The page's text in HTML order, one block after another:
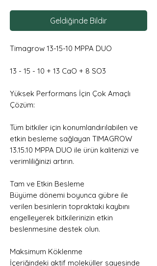
Geldiğinde Bildir
Timagrow 13-15-10 MPPA DUO
13 - 15 - 10 + 13 CaO + 8 SO3
Yüksek Performans İçin Çok Amaçlı
Çözüm:
Tüm bitkiler için konumlandırılabilen ve
etkin besleme sağlayan TIMAGROW
13.15.10 MPPA DUO ile ürün kalitenizi ve
verimliliğinizi artırın.
Tam ve Etkin Besleme
Büyüme dönemi boyunca gübre ile
verilen besinlerin topraktaki kaybını
engelleyerek bitkilerinizin etkin
beslenmesine destek olun.
Maksimum Köklenme
İçeriğindeki aktif moleküller sayesinde